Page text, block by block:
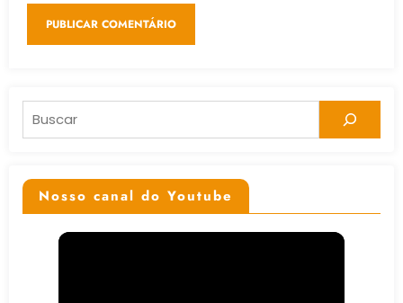
Pesquisar
Nosso canal do Youtube